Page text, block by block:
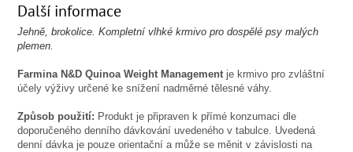
Další informace
Jehně, brokolice. Kompletní vlhké krmivo pro dospělé psy malých
plemen.
Farmina N&D Quinoa Weight Management je krmivo pro zvláštní
účely výživy určené ke snížení nadměrné tělesné váhy.
Způsob použití: Produkt je připraven k přímé konzumaci dle
doporučeného denního dávkování uvedeného v tabulce. Uvedená
denní dávka je pouze orientační a může se měnit v závislosti na